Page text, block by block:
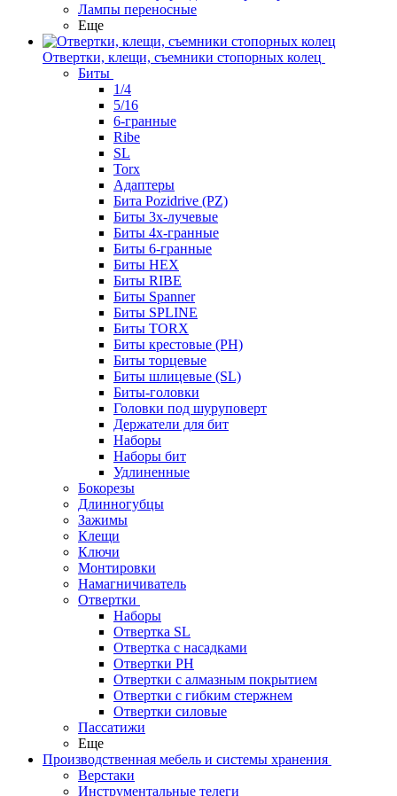
Лампы переносные
Еще
Отвертки, клещи, съемники стопорных колец
Биты
1/4
5/16
6-гранные
Ribe
SL
Torx
Адаптеры
Бита Pozidrive (PZ)
Биты 3х-лучевые
Биты 4х-гранные
Биты 6-гранные
Биты HEX
Биты RIBE
Биты Spanner
Биты SPLINE
Биты TORX
Биты крестовые (PH)
Биты торцевые
Биты шлицевые (SL)
Биты-головки
Головки под шуруповерт
Держатели для бит
Наборы
Наборы бит
Удлиненные
Бокорезы
Длинногубцы
Зажимы
Клещи
Ключи
Монтировки
Намагничиватель
Отвертки
Наборы
Отвертка SL
Отвертка с насадками
Отвертки PH
Отвертки с алмазным покрытием
Отвертки с гибким стержнем
Отвертки силовые
Пассатижи
Еще
Производственная мебель и системы хранения
Верстаки
Инструментальные телеги